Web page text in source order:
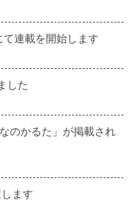
連載を開始します
した
のかるた」が掲載され
ます